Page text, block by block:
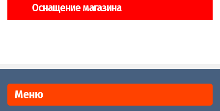
Оснащение магазина
Меню